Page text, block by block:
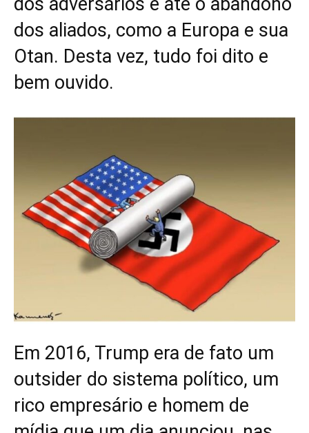
dos aliados, como a Europa e sua
Otan. Desta vez, tudo foi dito e
bem ouvido.
Em 2016, Trump era de fato um
outsider do sistema político, um
rico empresário e homem de